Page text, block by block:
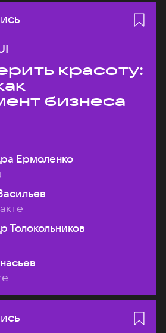
красоту:
бизнеса
Ермоленко
Толокольников